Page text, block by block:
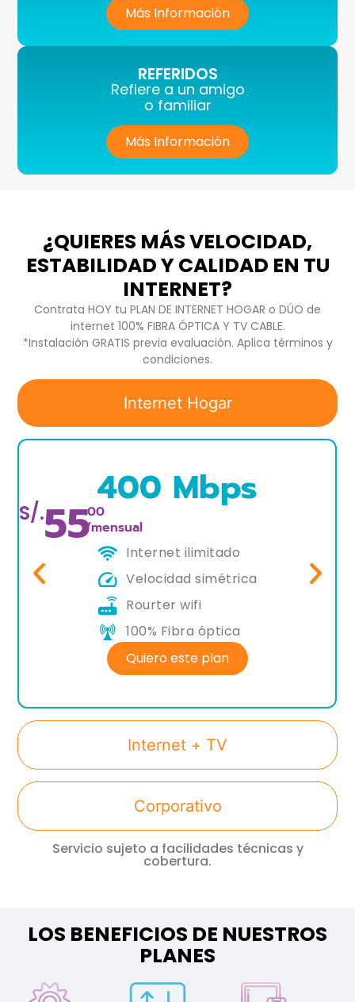
Más Información
REFERIDOS
Refiere a un amigo
o familiar
Más Información
¿QUIERES MÁS VELOCIDAD,
ESTABILIDAD Y CALIDAD EN TU
INTERNET?
Contrata HOY tu PLAN DE INTERNET HOGAR o DÚO de
internet 100% FIBRA ÓPTICA Y TV CABLE.
*Instalación GRATIS previa evaluación. Aplica términos y
condiciones.
Internet Hogar
Internet + TV
Corporativo
400 Mbps
S/.55.00
/mensual
Internet ilimitado
Velocidad simétrica
Rourter wifi
100% Fibra óptica
Quiero este plan
Servicio sujeto a facilidades técnicas y
cobertura.
LOS BENEFICIOS DE NUESTROS
PLANES